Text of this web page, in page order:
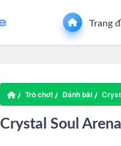
Trang
Trò chơi Đánh bài
Crystal Soul